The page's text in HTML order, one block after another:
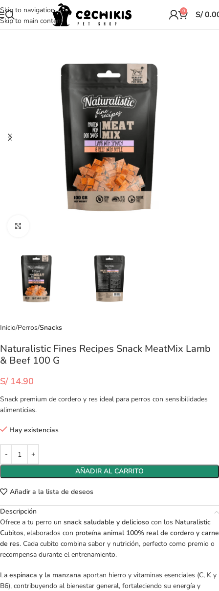
Skip to navigation
Skip to main content
0 S/
Inicio Perros Snacks
Naturalistic Fines Recipes Snack MeatMix Lamb
& Beef 100 G
S/14.90
Snack premium de cordero y res ideal para perros con sensibilidades
alimenticias.
Hay existencias
AÑADIR AL CARRITO
Añadir a la lista de deseos
Descripción
Ofrece a tu perro un snack saludable y delicioso con los Naturalistic
Cubitos, elaborados con proteína animal 100% real de cordero y carne
de res. Cada cubito combina sabor y nutrición, perfecto como premio o
recompensa durante el entrenamiento.
La espinaca y la manzana aportan hierro y vitaminas esenciales (C, K y
B6), contribuyendo al bienestar general, fortaleciendo su energía y